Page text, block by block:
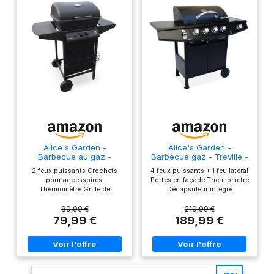
Alice's Garden -
Barbecue au gaz -
extérieure 2 brûleurs
avec tablettes latérales
et thermomètre
2 feux puissants Crochets
pour accessoires,
Thermomètre Grille de
est constitué d'un seul carton
;
89,99 €
79,99 €
Alice's Garden -
Barbecue gaz - Treville -
Barbecue 4 brûleurs + 1
feu latéral noir. avec
thermomètre
4 feux puissants + 1 feu latéral
Portes en façade Thermomètre
Décapsuleur intégré
219,99 €
189,99 €